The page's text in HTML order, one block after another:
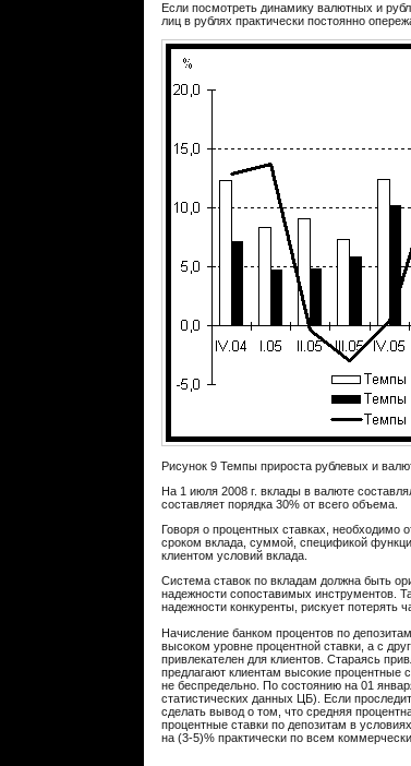
Если посмотреть динамику валютных и
лиц в рублях практически постоянно
Рисунок 9 Темпы прироста рублевых и
На 1 июля 2008 г. вклады в валюте
составляет порядка 30% от всего объема.
Говоря о процентных ставках, необходимо
сроком вклада, суммой, спецификой
клиентом условий вклада.
Система ставок по вкладам должна быть
надежности сопоставимых инструментов.
надежности конкуренты, рискует потерять
Начисление банком процентов по
высоком уровне процентной ставки, а с
привлекателен для клиентов. Стараясь
предлагают клиентам высокие процентные
не беспредельно. По состоянию на 01
статистических данных ЦБ). Если
сделать вывод о том, что средняя
процентные ставки по депозитам в
на (3-5)% практически по всем